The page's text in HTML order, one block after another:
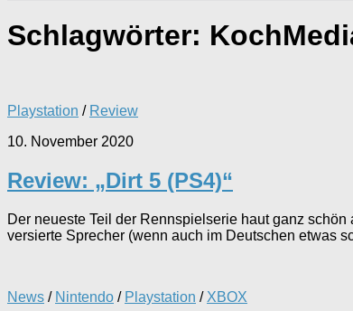
Schlagwörter:
Playstation / Review
10. November 2020
Review: „Dirt 5 (PS4)“
Der neueste Teil der Rennspielserie haut ganz
versierte Sprecher (wenn auch im Deutschen etwas
News / Nintendo / Playstation / XBOX